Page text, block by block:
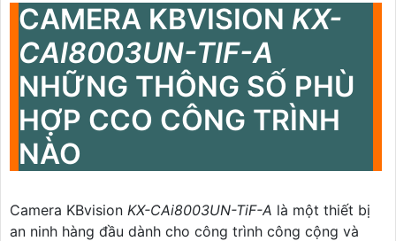
CAMERA KBVISION KX-
CAI8003UN-TIF-A
NHỮNG THÔNG SỐ PHÙ
HỢP CCO CÔNG TRÌNH
NÀO
Camera KBvision KX-CAi8003UN-TiF-A là một thiết bị
an ninh hàng đầu dành cho công trình công cộng và